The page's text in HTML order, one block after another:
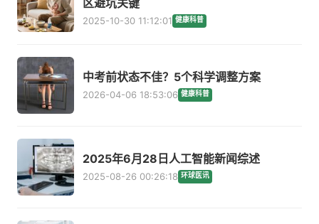
2025-10-30 11:12:01 健康科普
中考前状态不佳？5个科学调整方案
2026-04-06 18:53:06 健康科普
2025年6月28日人工智能新闻综述
2025-08-26 00:26:18 环球医讯